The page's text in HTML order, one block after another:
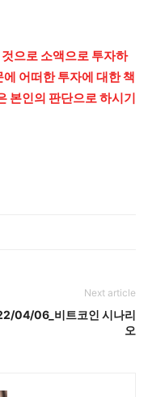
으로 소액으로 투자하
어떠한 투자에 대한 책
본인의 판단으로 하시기
Next article
04/06_비트코인 시나리
오